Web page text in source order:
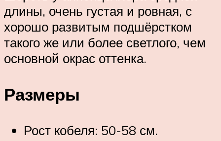
длины, очень густая и ровная, с
хорошо развитым подшёрстком
такого же или более светлого, чем
основной окрас оттенка.
Размеры
Рост кобеля: 50-58 см.